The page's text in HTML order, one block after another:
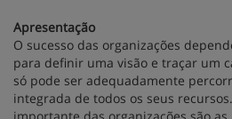
Apresentação
O sucesso das organizações
para definir uma visão e traçar um
só pode ser adequadamente
integrada de todos os seus